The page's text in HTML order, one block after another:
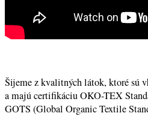
Šijeme z kvalitných látok, ktoré sú
a majú certifikáciu OKO-TEX
GOTS (Global Organic Textile